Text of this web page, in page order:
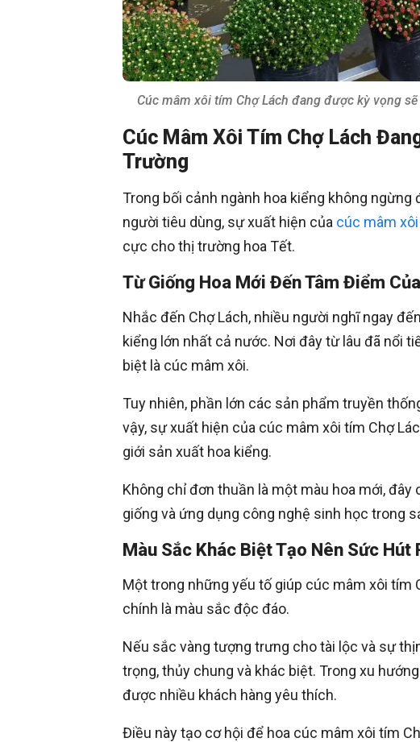
Cúc mâm xôi tím Chợ Lách đang được kỳ vọng
Cúc Mâm Xôi Tím Chợ Lách
Trường
Trong bối cảnh ngành hoa kiểng không
người tiêu dùng, sự xuất hiện của cúc mâm
cực cho thị trường hoa Tết.
Từ Giống Hoa Mới Đến Tâm Điểm
Nhắc đến Chợ Lách, nhiều người nghĩ ngay
kiểng lớn nhất cả nước. Nơi đây từ lâu đã nổi
biệt là cúc mâm xôi.
Tuy nhiên, phần lớn các sản phẩm truyền
vậy, sự xuất hiện của cúc mâm xôi tím Chợ
giới sản xuất hoa kiểng.
Không chỉ đơn thuần là một màu hoa mới,
giống và ứng dụng công nghệ sinh học trong
Màu Sắc Khác Biệt Tạo Nên Sức Hút
Một trong những yếu tố giúp cúc mâm xôi tím
chính là màu sắc độc đáo.
Nếu sắc vàng tượng trưng cho tài lộc và sự
trọng, thủy chung và khác biệt. Trong xu
được nhiều khách hàng yêu thích.
Điều này tạo cơ hội để hoa cúc mâm xôi tím